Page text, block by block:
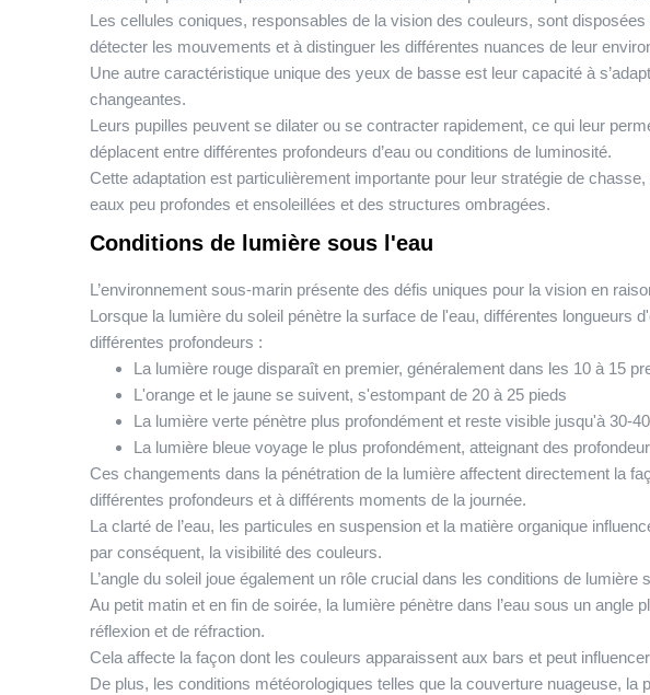
Les cellules coniques, responsables de la vision des couleurs, sont
détecter les mouvements et à distinguer les différentes nuances de leur
Une autre caractéristique unique des yeux de basse est leur capacité à
changeantes.
Leurs pupilles peuvent se dilater ou se contracter rapidement, ce qui leur
déplacent entre différentes profondeurs d’eau ou conditions de luminosité.
Cette adaptation est particulièrement importante pour leur stratégie de
eaux peu profondes et ensoleillées et des structures ombragées.
Conditions de lumière sous l'eau
L’environnement sous-marin présente des défis uniques pour la vision en
Lorsque la lumière du soleil pénètre la surface de l'eau, différentes longueurs
différentes profondeurs :
La lumière rouge disparaît en premier, généralement dans les 10 à 15
L'orange et le jaune se suivent, s'estompant de 20 à 25 pieds
La lumière verte pénètre plus profondément et reste visible jusqu'à 30-
La lumière bleue voyage le plus profondément, atteignant des
Ces changements dans la pénétration de la lumière affectent directement la
différentes profondeurs et à différents moments de la journée.
La clarté de l’eau, les particules en suspension et la matière organique
par conséquent, la visibilité des couleurs.
L’angle du soleil joue également un rôle crucial dans les conditions de lumière
Au petit matin et en fin de soirée, la lumière pénètre dans l’eau sous un angle
réflexion et de réfraction.
Cela affecte la façon dont les couleurs apparaissent aux bars et peut
De plus, les conditions météorologiques telles que la couverture nuageuse, la